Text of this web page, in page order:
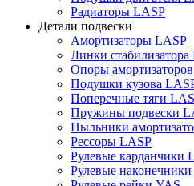
Радиаторы LASP
Детали подвески
Амортизаторы LASP
Линки
Опоры
Подушки кузова
Поперечные тяги
Пружины подвески
Пыльники
Рессоры LASP
Рулевые карданчики
Рулевые